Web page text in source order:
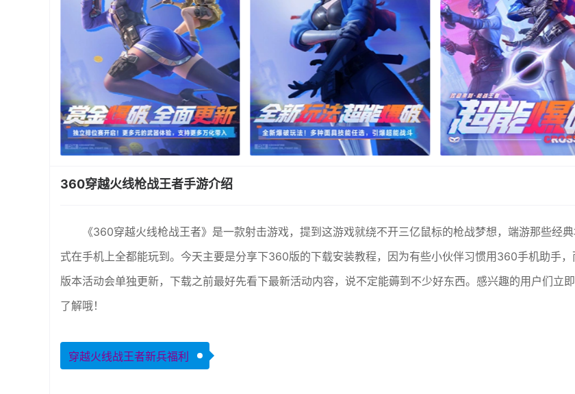
360穿越火线枪战王者手游介绍
《360穿越火线枪战王者》是一款射击游戏，提到这游戏就绕不开三亿鼠标的枪战梦想，端游那些经
式在手机上全都能玩到。今天主要是分享下360版的下载安装教程，因为有些小伙伴习惯用360手机助手
版本活动会单独更新，下载之前最好先看下最新活动内容，说不定能薅到不少好东西。感兴趣的用户们立
了解哦！
穿越火线战王者新兵福利